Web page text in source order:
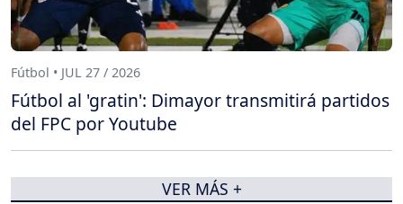
Fútbol • JUL 27 / 2026
Fútbol al 'gratin': Dimayor transmitirá partidos
del FPC por Youtube
VER MÁS +